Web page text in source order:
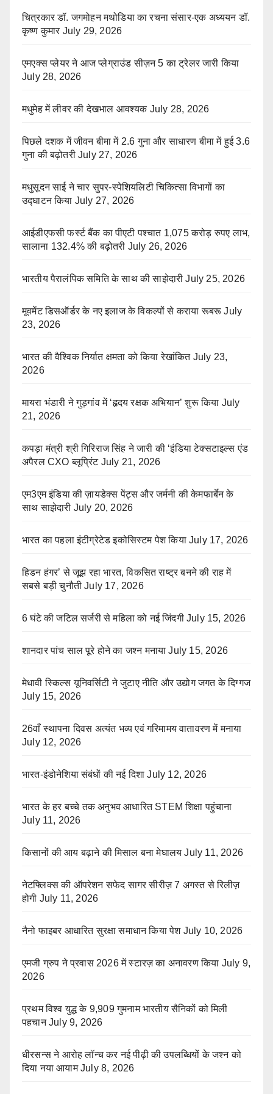
चित्रकार डॉ. जगमोहन मथोडिया का रचना संसार-एक अध्ययन डॉ.
कृष्ण कुमार July 29, 2026
एमएक्स प्लेयर ने आज प्लेग्राउंड सीज़न 5 का ट्रेलर जारी किया
July 28, 2026
मधुमेह में लीवर की देखभाल आवश्यक July 28, 2026
पिछले दशक में जीवन बीमा में 2.6 गुना और साधारण बीमा में हुई 3.6
गुना की बढ़ोतरी July 27, 2026
मधुसूदन साई ने चार सुपर-स्पेशियलिटी चिकित्सा विभागों का
उद्घाटन किया July 27, 2026
आईडीएफसी फर्स्ट बैंक का पीएटी पश्चात 1,075 करोड़ रुपए लाभ,
सालाना 132.4% की बढ़ोतरी July 26, 2026
भारतीय पैरालंपिक समिति के साथ की साझेदारी July 25, 2026
मूवमेंट डिसऑर्डर के नए इलाज के विकल्पों से कराया रूबरू July
23, 2026
भारत की वैश्विक निर्यात क्षमता को किया रेखांकित July 23,
2026
मायरा भंडारी ने गुड़गांव में ‘हृदय रक्षक अभियान’ शुरू किया July
21, 2026
कपड़ा मंत्री श्री गिरिराज सिंह ने जारी की ‘इंडिया टेक्सटाइल्स एंड
अपैरल CXO ब्लूप्रिंट July 21, 2026
एम3एम इंडिया की ज़ायडेक्स पेंट्स और जर्मनी की केमफार्बेन के
साथ साझेदारी July 20, 2026
भारत का पहला इंटीग्रेटेड इकोसिस्टम पेश किया July 17, 2026
हिडन हंगर’ से जूझ रहा भारत, विकसित राष्ट्र बनने की राह में
सबसे बड़ी चुनौती July 17, 2026
6 घंटे की जटिल सर्जरी से महिला को नई जिंदगी July 15, 2026
शानदार पांच साल पूरे होने का जश्न मनाया July 15, 2026
मेधावी स्किल्स यूनिवर्सिटी ने जुटाए नीति और उद्योग जगत के दिग्गज
July 15, 2026
26वाँ स्थापना दिवस अत्यंत भव्य एवं गरिमामय वातावरण में मनाया
July 12, 2026
भारत-इंडोनेशिया संबंधों की नई दिशा July 12, 2026
भारत के हर बच्चे तक अनुभव आधारित STEM शिक्षा पहुंचाना
July 11, 2026
किसानों की आय बढ़ाने की मिसाल बना मेघालय July 11, 2026
नेटफ्लिक्स की ऑपरेशन सफेद सागर सीरीज़ 7 अगस्त से रिलीज़
होगी July 11, 2026
नैनो फाइबर आधारित सुरक्षा समाधान किया पेश July 10, 2026
एमजी ग्रुप ने प्रवास 2026 में स्टारज़ का अनावरण किया July 9,
2026
प्रथम विश्व युद्ध के 9,909 गुमनाम भारतीय सैनिकों को मिली
पहचान July 9, 2026
धीरसन्स ने आरोह लॉन्च कर नई पीढ़ी की उपलब्धियों के जश्न को
दिया नया आयाम July 8, 2026